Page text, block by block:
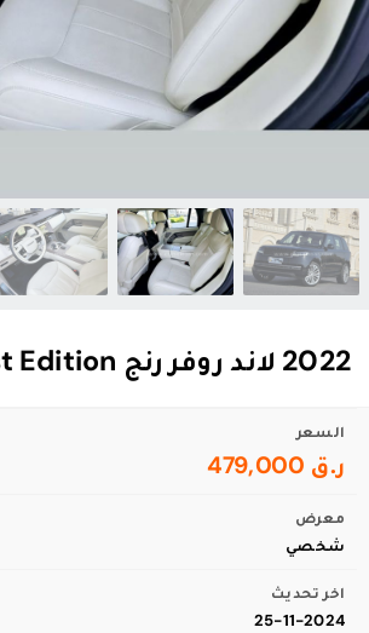
2022 لاند روفر رنج Vogue First Edition
السعر
ر.ق 479,000
معرض
شخصي
اخر تحديث
25-11-2024